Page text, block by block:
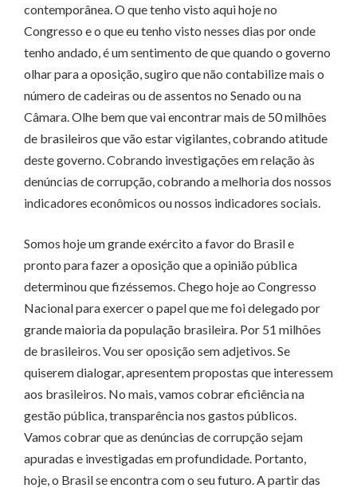
contemporânea. O que tenho visto aqui hoje no
Congresso e o que eu tenho visto nesses dias por onde
tenho andado, é um sentimento de que quando o governo
olhar para a oposição, sugiro que não contabilize mais o
número de cadeiras ou de assentos no Senado ou na
Câmara. Olhe bem que vai encontrar mais de 50 milhões
de brasileiros que vão estar vigilantes, cobrando atitude
deste governo. Cobrando investigações em relação às
denúncias de corrupção, cobrando a melhoria dos nossos
indicadores econômicos ou nossos indicadores sociais.
Somos hoje um grande exército a favor do Brasil e
pronto para fazer a oposição que a opinião pública
determinou que fizéssemos. Chego hoje ao Congresso
Nacional para exercer o papel que me foi delegado por
grande maioria da população brasileira. Por 51 milhões
de brasileiros. Vou ser oposição sem adjetivos. Se
quiserem dialogar, apresentem propostas que interessem
aos brasileiros. No mais, vamos cobrar eficiência na
gestão pública, transparência nos gastos públicos.
Vamos cobrar que as denúncias de corrupção sejam
apuradas e investigadas em profundidade. Portanto,
hoje, o Brasil se encontra com o seu futuro. A partir das